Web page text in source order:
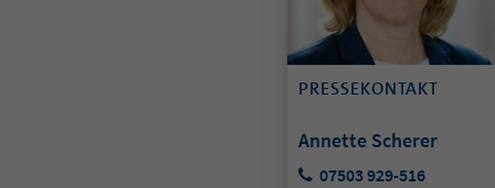
PRESSEKONTAKT
Annette Scherer
07503 929-516